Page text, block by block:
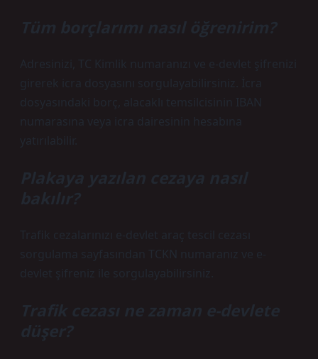
Tüm borçlarımı nasıl öğrenirim?
Adresinizi, TC Kimlik numaranızı ve e-devlet şifrenizi
girerek icra dosyasını sorgulayabilirsiniz. İcra
dosyasındaki borç, alacaklı temsilcisinin IBAN
numarasına veya icra dairesinin hesabına
yatırılabilir.
Plakaya yazılan cezaya nasıl
bakılır?
Trafik cezalarınızı e-devlet araç tescil cezası
sorgulama sayfasından TCKN numaranız ve e-
devlet şifreniz ile sorgulayabilirsiniz.
Trafik cezası ne zaman e-devlete
düşer?